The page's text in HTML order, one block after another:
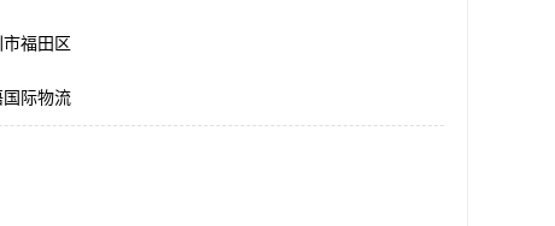
市福田区
际物流